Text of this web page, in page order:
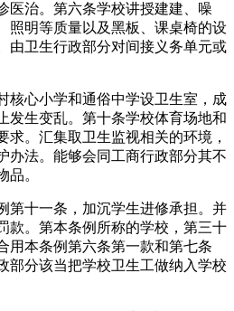
医治。第六条学校讲授建建、噪
照明等质量以及黑板、课桌椅的设
由卫生行政部分对间接义务单元或
心小学和通俗中学设卫生室，成
发生变乱。第十条学校体育场地和
求。汇集取卫生监视相关的环境，
办法。能够会同工商行政部分其不
品。
十一条，加沉学生进修承担。并
款。第本条例所称的学校，第三十
用本条例第六条第一款和第七条
部分该当把学校卫生工做纳入学校